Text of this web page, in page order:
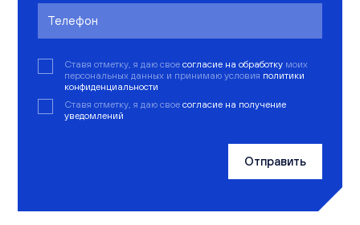
Ставя отметку, я даю свое согласие на обработку моих
персональных данных и принимаю условия политики
конфиденциальности
Ставя отметку, я даю свое согласие на получение
уведомлений
Отправить